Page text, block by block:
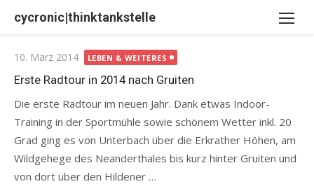
cycronic|thinktankstelle
Posted
on
10. März 2014 LEBEN & WEITERES
Erste Radtour in 2014 nach Gruiten
Die erste Radtour im neuen Jahr. Dank etwas Indoor-
Training in der Sportmühle sowie schönem Wetter inkl. 20
Grad ging es von Unterbach über die Erkrather Höhen, am
Wildgehege des Neanderthales bis kurz hinter Gruiten und
von dort über den Hildener …